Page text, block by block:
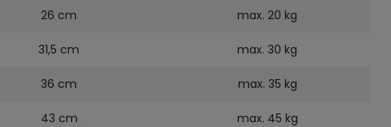
26 cm max. 20 kg
31,5 cm max. 30 kg
36 cm max. 35 kg
43 cm max. 45 kg